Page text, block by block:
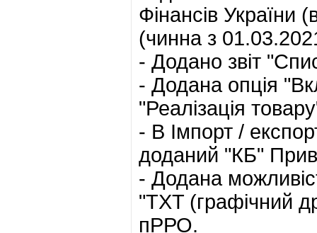
Фінансів України
(чинна з
- Додано звіт
- Додана опція
"Реалізація
- В Імпорт /
доданий "КБ"
- Додана
"TXT (графічний
пРРО.